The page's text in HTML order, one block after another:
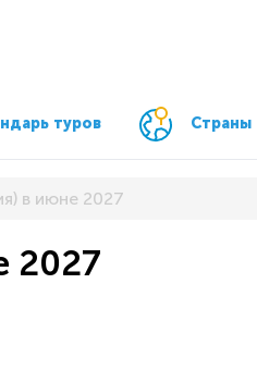
туров Страны
в июне 2027
2027